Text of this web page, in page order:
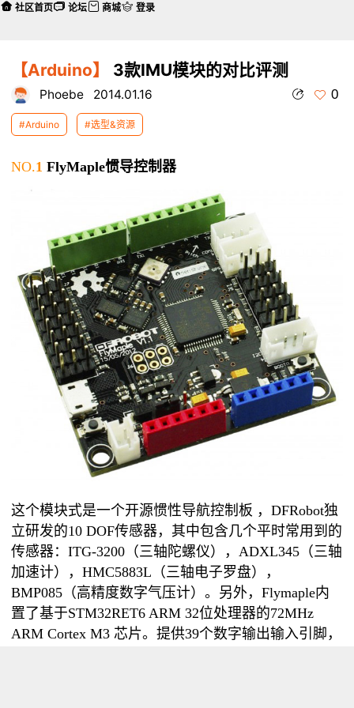
【Arduino】 3款IMU模块的对比评测
Phoebe 2014.01.16 0
#Arduino #选型&资源
NO.1 FlyMaple惯导控制器
这个模块式是一个开源惯性导航控制板 ，DFRobot独
立研发的10 DOF传感器，其中包含几个平时常用到的
传感器：ITG-3200（三轴陀螺仪），ADXL345（三轴
加速计），HMC5883L（三轴电子罗盘），
BMP085（高精度数字气压计）。另外，Flymaple内
置了基于STM32RET6 ARM 32位处理器的72MHz
ARM Cortex M3 芯片。提供39个数字输出输入引脚，
社区首页 论坛 商城 登录